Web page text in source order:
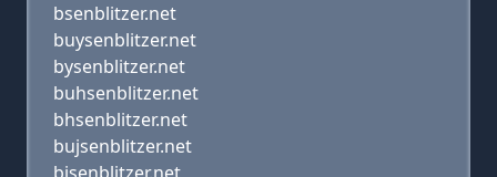
bsenblitzer.net
buysenblitzer.net
bysenblitzer.net
buhsenblitzer.net
bhsenblitzer.net
bujsenblitzer.net